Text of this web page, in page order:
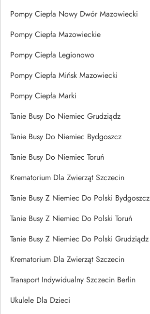
Pompy Ciepła Nowy Dwór Mazowiecki
Pompy Ciepła Mazowieckie
Pompy Ciepła Legionowo
Pompy Ciepła Mińsk Mazowiecki
Pompy Ciepła Marki
Tanie Busy Do Niemiec Grudziądz
Tanie Busy Do Niemiec Bydgoszcz
Tanie Busy Do Niemiec Toruń
Krematorium Dla Zwierząt Szczecin
Tanie Busy Z Niemiec Do Polski Bydgoszcz
Tanie Busy Z Niemiec Do Polski Toruń
Tanie Busy Z Niemiec Do Polski Grudziądz
Krematorium Dla Zwierząt Szczecin
Transport Indywidualny Szczecin Berlin
Ukulele Dla Dzieci